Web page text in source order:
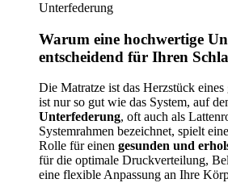
Unterfederung
Warum eine hochwertige
entscheidend für Ihren
Die Matratze ist das Herzstück
ist nur so gut wie das System, auf
Unterfederung, oft auch als
Systemrahmen bezeichnet, spielt
Rolle für einen gesunden und
für die optimale Druckverteilung,
eine flexible Anpassung an Ihre